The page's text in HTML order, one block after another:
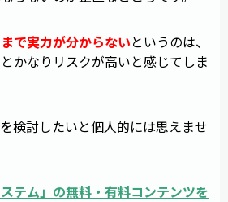
で実力が分からないというのは、
かなりリスクが高いと感じてしま
検討したいと個人的には思えませ
テム 」の無料・有料コンテンツを